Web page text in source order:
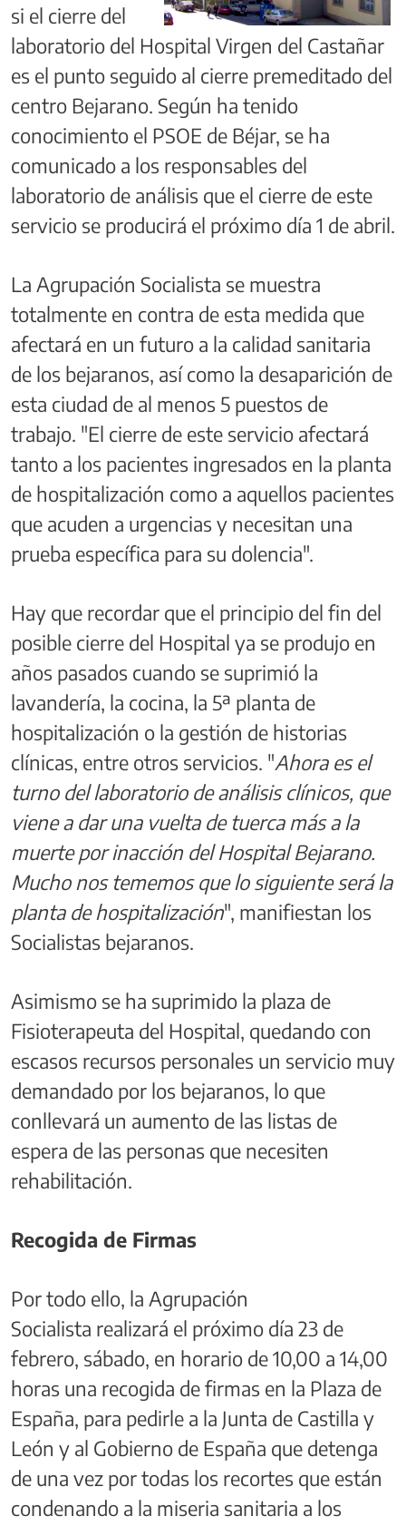
si el cierre del
laboratorio del Hospital Virgen del Castañar
es el punto seguido al cierre premeditado del
centro Bejarano. Según ha tenido
conocimiento el PSOE de Béjar, se ha
comunicado a los responsables del
laboratorio de análisis que el cierre de este
servicio se producirá el próximo día 1 de abril.
La Agrupación Socialista se muestra
totalmente en contra de esta medida que
afectará en un futuro a la calidad sanitaria
de los bejaranos, así como la desaparición de
esta ciudad de al menos 5 puestos de
trabajo. "El cierre de este servicio afectará
tanto a los pacientes ingresados en la planta
de hospitalización como a aquellos pacientes
que acuden a urgencias y necesitan una
prueba específica para su dolencia".
Hay que recordar que el principio del fin del
posible cierre del Hospital ya se produjo en
años pasados cuando se suprimió la
lavandería, la cocina, la 5ª planta de
hospitalización o la gestión de historias
clínicas, entre otros servicios. "Ahora es el
turno del laboratorio de análisis clínicos, que
viene a dar una vuelta de tuerca más a la
muerte por inacción del Hospital Bejarano.
Mucho nos tememos que lo siguiente será la
planta de hospitalización", manifiestan los
Socialistas bejaranos.
Asimismo se ha suprimido la plaza de
Fisioterapeuta del Hospital, quedando con
escasos recursos personales un servicio muy
demandado por los bejaranos, lo que
conllevará un aumento de las listas de
espera de las personas que necesiten
rehabilitación.
Recogida de Firmas
Por todo ello, la Agrupación
Socialista realizará el próximo día 23 de
febrero, sábado, en horario de 10,00 a 14,00
horas una recogida de firmas en la Plaza de
España, para pedirle a la Junta de Castilla y
León y al Gobierno de España que detenga
de una vez por todas los recortes que están
condenando a la miseria sanitaria a los